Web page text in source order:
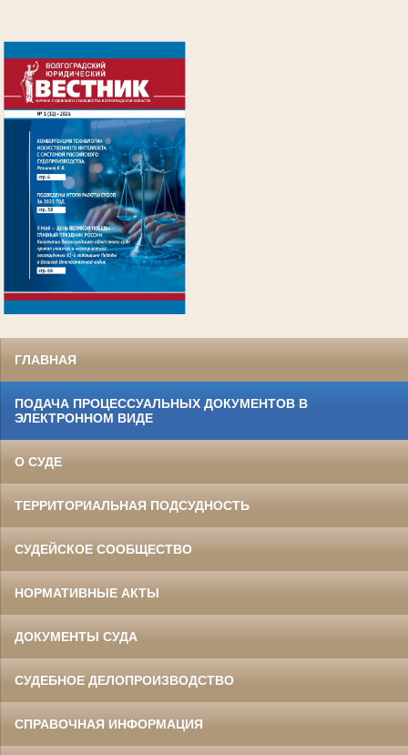
ГЛАВНАЯ
ПОДАЧА ПРОЦЕССУАЛЬНЫХ ДОКУМЕНТОВ В
ЭЛЕКТРОННОМ ВИДЕ
О СУДЕ
ТЕРРИТОРИАЛЬНАЯ ПОДСУДНОСТЬ
СУДЕЙСКОЕ СООБЩЕСТВО
НОРМАТИВНЫЕ АКТЫ
ДОКУМЕНТЫ СУДА
СУДЕБНОЕ ДЕЛОПРОИЗВОДСТВО
СПРАВОЧНАЯ ИНФОРМАЦИЯ